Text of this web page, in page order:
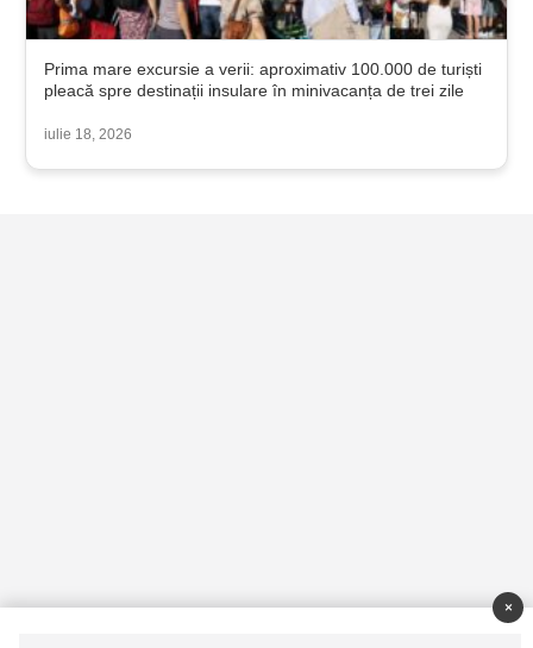
Prima mare excursie a verii: aproximativ 100.000 de turiști
pleacă spre destinații insulare în minivacanța de trei zile
iulie 18, 2026
×